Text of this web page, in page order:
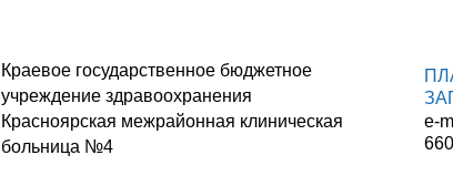
Краевое государственное бюджетное
учреждение здравоохранения
Красноярская межрайонная клиническая
больница №4
e-